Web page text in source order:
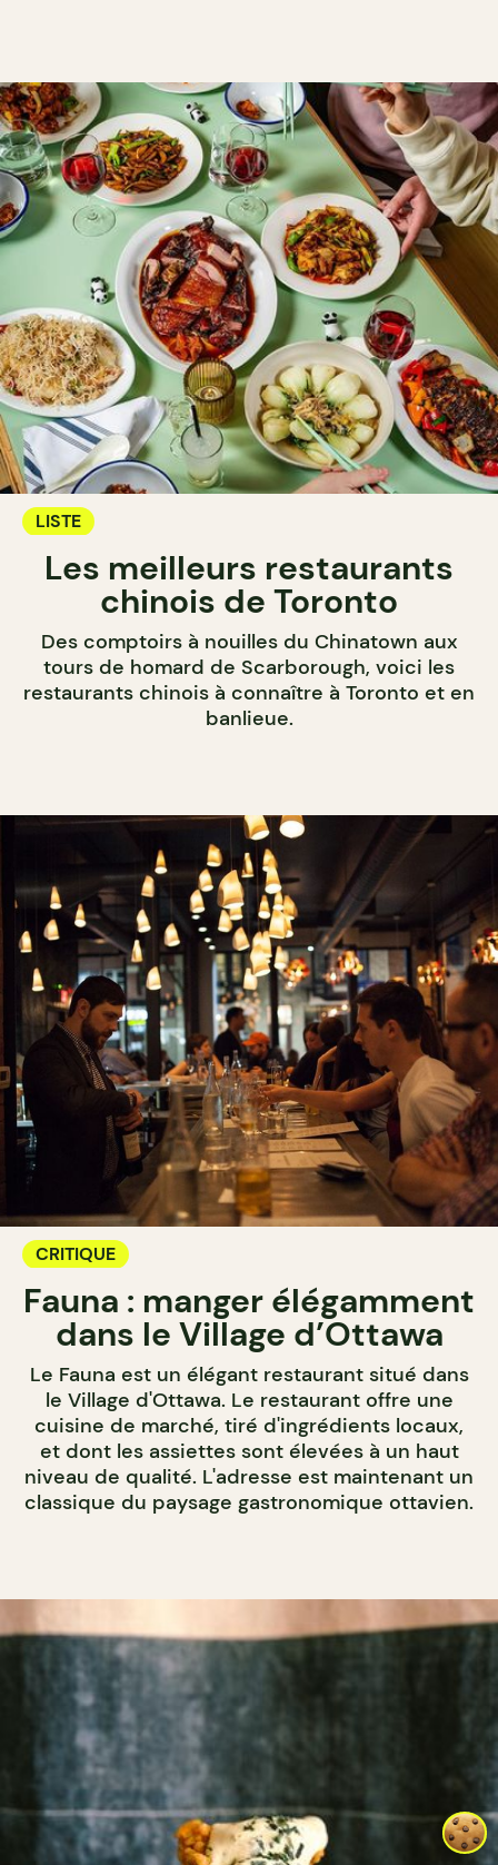
LISTE
Les meilleurs restaurants
chinois de Toronto
Des comptoirs à nouilles du Chinatown aux
tours de homard de Scarborough, voici les
restaurants chinois à connaître à Toronto et en
banlieue.
CRITIQUE
Fauna : manger élégamment
dans le Village d’Ottawa
Le Fauna est un élégant restaurant situé dans
le Village d'Ottawa. Le restaurant offre une
cuisine de marché, tiré d'ingrédients locaux,
et dont les assiettes sont élevées à un haut
niveau de qualité. L'adresse est maintenant un
classique du paysage gastronomique ottavien.